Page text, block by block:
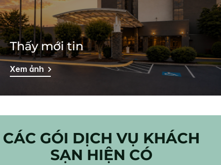
Thấy mới tin
Xem ảnh
CÁC GÓI DỊCH VỤ KHÁCH
SẠN HIỆN CÓ